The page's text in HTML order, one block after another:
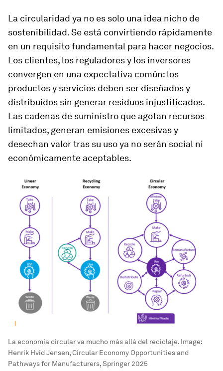
La circularidad ya no es solo una idea nicho de
sostenibilidad. Se está convirtiendo rápidamente
en un requisito fundamental para hacer negocios.
Los clientes, los reguladores y los inversores
convergen en una expectativa común: los
productos y servicios deben ser diseñados y
distribuidos sin generar residuos injustificados.
Las cadenas de suministro que agotan recursos
limitados, generan emisiones excesivas y
desechan valor tras su uso ya no serán social ni
económicamente aceptables.
La economía circular va mucho más allá del reciclaje. Image:
Henrik Hvid Jensen, Circular Economy Opportunities and
Pathways for Manufacturers, Springer 2025